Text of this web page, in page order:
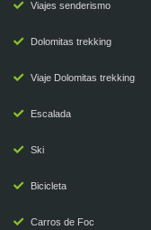
Viajes senderismo
Dolomitas trekking
Viaje Dolomitas trekking
Escalada
Ski
Bicicleta
Carros de Foc